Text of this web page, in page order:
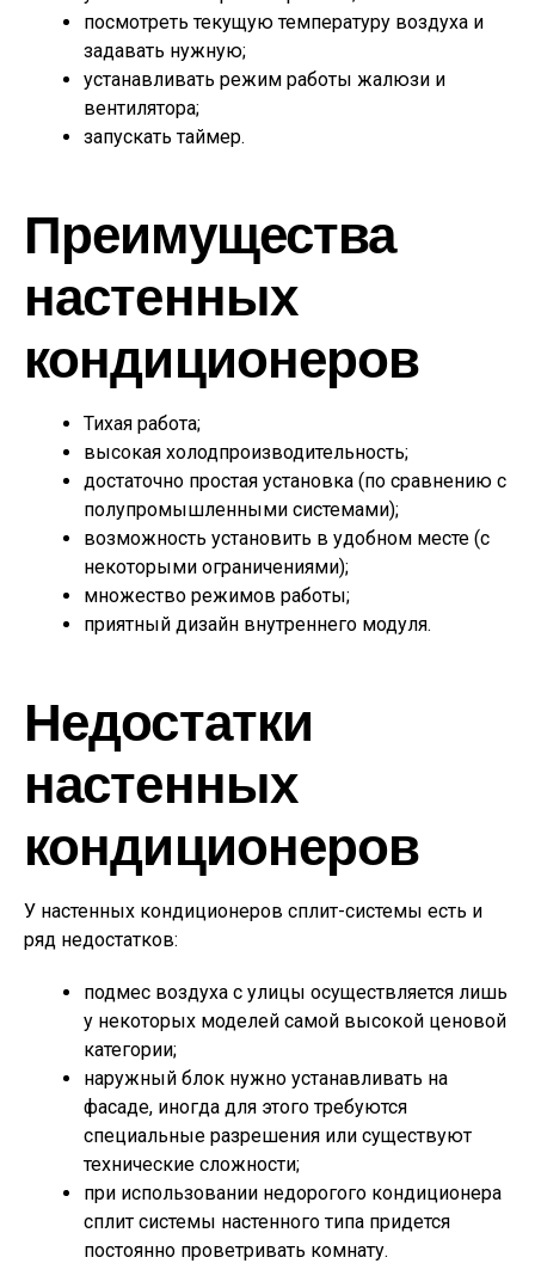
посмотреть текущую температуру воздуха и
задавать нужную;
устанавливать режим работы жалюзи и
вентилятора;
запускать таймер.
Преимущества
настенных
кондиционеров
Тихая работа;
высокая холодпроизводительность;
достаточно простая установка (по сравнению с
полупромышленными системами);
возможность установить в удобном месте (с
некоторыми ограничениями);
множество режимов работы;
приятный дизайн внутреннего модуля.
Недостатки
настенных
кондиционеров
У настенных кондиционеров сплит-системы есть и
ряд недостатков:
подмес воздуха с улицы осуществляется лишь
у некоторых моделей самой высокой ценовой
категории;
наружный блок нужно устанавливать на
фасаде, иногда для этого требуются
специальные разрешения или существуют
технические сложности;
при использовании недорогого кондиционера
сплит системы настенного типа придется
постоянно проветривать комнату.